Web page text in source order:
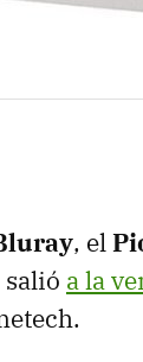
, el
a la